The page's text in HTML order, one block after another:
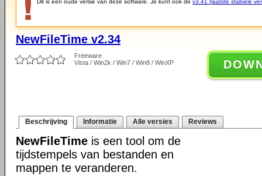
Dit is een oude versie van deze software. Je kunt ook de v3.41 (laatste stabiele
NewFileTime v2.34
Freeware
Vista / Win2k / Win7 / Win8 / WinXP
Beschrijving Informatie Alle versies Reviews
NewFileTime is een tool om de
tijdstempels van bestanden en
mappen te veranderen.